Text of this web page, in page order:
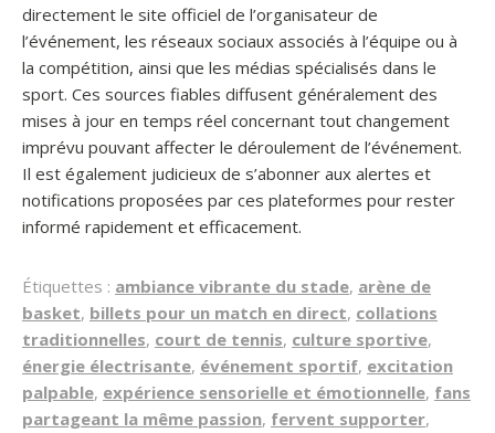
directement le site officiel de l’organisateur de
l’événement, les réseaux sociaux associés à l’équipe ou à
la compétition, ainsi que les médias spécialisés dans le
sport. Ces sources fiables diffusent généralement des
mises à jour en temps réel concernant tout changement
imprévu pouvant affecter le déroulement de l’événement.
Il est également judicieux de s’abonner aux alertes et
notifications proposées par ces plateformes pour rester
informé rapidement et efficacement.
Étiquettes : ambiance vibrante du stade, arène de
basket, billets pour un match en direct, collations
traditionnelles, court de tennis, culture sportive,
énergie électrisante, événement sportif, excitation
palpable, expérience sensorielle et émotionnelle, fans
partageant la même passion, fervent supporter,